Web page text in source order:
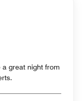
a great night from